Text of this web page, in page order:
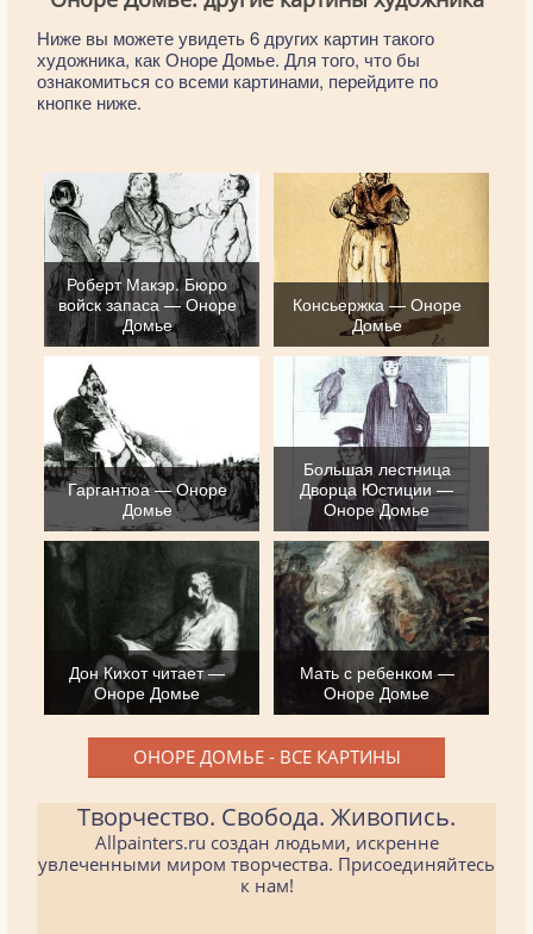
Ниже вы можете увидеть 6 других картин такого
художника, как Оноре Домье. Для того, что бы
ознакомиться со всеми картинами, перейдите по
кнопке ниже.
Роберт Макэр. Бюро
войск запаса — Оноре
Домье
Консьержка — Оноре
Домье
Гаргантюа — Оноре
Домье
Большая лестница
Дворца Юстиции —
Оноре Домье
Дон Кихот читает —
Оноре Домье
Мать с ребенком —
Оноре Домье
ОНОРЕ ДОМЬЕ - ВСЕ КАРТИНЫ
Творчество. Свобода. Живопись.
Allpainters.ru создан людьми, искренне
увлеченными миром творчества. Присоединяйтесь
к нам!